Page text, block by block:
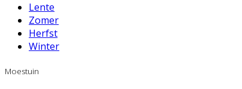
Lente
Zomer
Herfst
Winter
Moestuin